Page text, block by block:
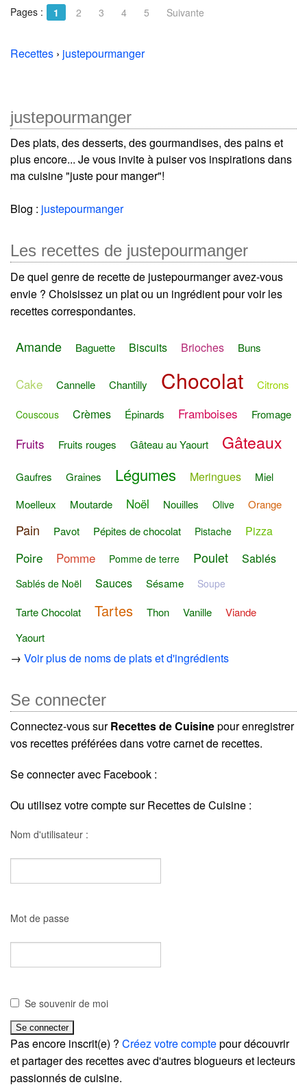
Pages : 1 2 3 4 5 Suivante
Recettes › justepourmanger
justepourmanger
Des plats, des desserts, des gourmandises, des pains et
plus encore... Je vous invite à puiser vos inspirations dans
ma cuisine "juste pour manger"!
Blog : justepourmanger
Les recettes de justepourmanger
De quel genre de recette de justepourmanger avez-vous
envie ? Choisissez un plat ou un ingrédient pour voir les
recettes correspondantes.
Amande Baguette Biscuits Brioches Buns
Cake Cannelle Chantilly Chocolat Citrons
Couscous Crèmes Épinards Framboises Fromage
Fruits Fruits rouges Gâteau au Yaourt Gâteaux
Gaufres Graines Légumes Meringues
Miel
Moelleux
Moutarde Noël Nouilles Olive Orange
Pain Pavot Pépites de chocolat Pistache Pizza
Poire Pomme Pomme de terre Poulet Sablés
Sablés de Noël Sauces Sésame Soupe
Tarte Chocolat Tartes Thon Vanille
Viande
Yaourt
→ Voir plus de noms de plats et d'ingrédients
Se connecter
Connectez-vous surRecettes de Cuisinepour enregistrer
vos recettes préférées dans votre carnet de recettes.
Se connecter avec Facebook :
Ou utilisez votre compte sur Recettes de Cuisine :
Nom d'utilisateur :
Mot de passe
Se souvenir de moi
Pas encore inscrit(e) ? Créez votre comptepour découvrir
et partager des recettes avec d'autres blogueurs et lecteurs
passionnés de cuisine.